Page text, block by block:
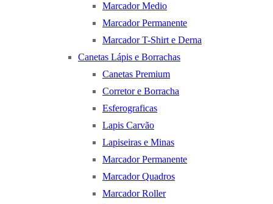
Marcador Medio
Marcador Permanente
Marcador T-Shirt e Derna
Canetas Lápis e Borrachas
Canetas Premium
Corretor e Borracha
Esferograficas
Lapis Carvão
Lapiseiras e Minas
Marcador Permanente
Marcador Quadros
Marcador Roller